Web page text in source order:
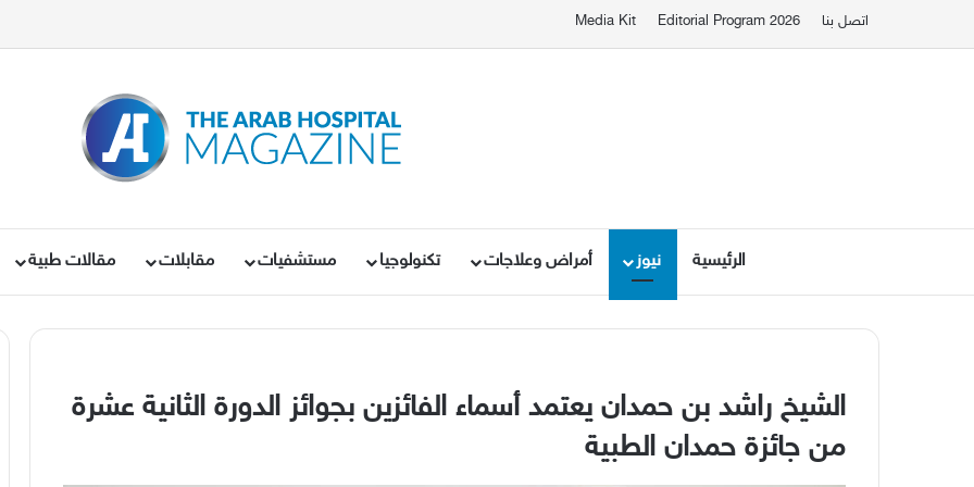
اتصل بنا Editorial Program 2026
Media Kit
الرئيسية نيوز أمراض وعلاجات تكنولوجيا مستشفيات مقابلات مقالات طبية
الشيخ راشد بن حمدان يعتمد أسماء الفائزين بجوائز الدورة الثانية عشرة
من جائزة حمدان الطبية